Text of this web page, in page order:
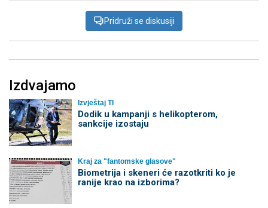
Pridruži se diskusiji
Izdvajamo
Izvještaj TI
Dodik u kampanji s helikopterom,
sankcije izostaju
Kraj za "fantomske glasove"
Biometrija i skeneri će razotkriti ko je
ranije krao na izborima?